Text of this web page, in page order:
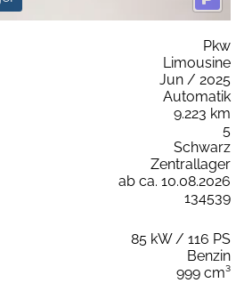
Pkw
Limousine
Jun / 2025
Automatik
9.223 km
5
Schwarz
Zentrallager
ab ca. 10.08.2026
134539
85 kW / 116 PS
Benzin
999 cm³